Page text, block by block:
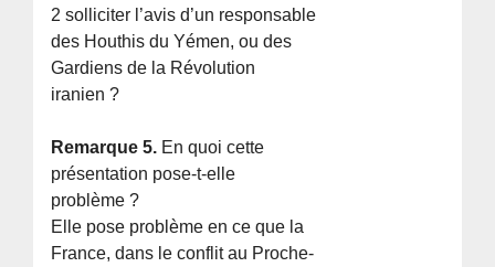
2 solliciter l’avis d’un responsable
des Houthis du Yémen, ou des
Gardiens de la Révolution
iranien ?
Remarque 5. En quoi cette
présentation pose-t-elle
problème ?
Elle pose problème en ce que la
France, dans le conflit au Proche-